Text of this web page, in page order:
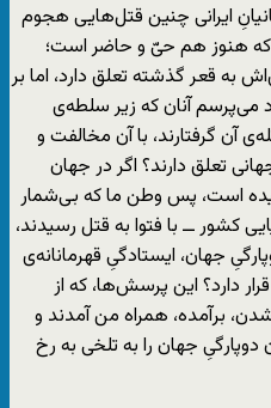
ایرانی چنین قتل‌هایی هجوم
که هنوز هم حیّ و حاضر است؛
به قعر گذشته تعلق دارد، اما بر
می‌پرسم آنان که زیر سلطه‌ی
آن گرفتارند، با آن مخالفت و
تعلق دارند؟ اگر در جهان
است، پس وطن ما که بی‌شمار
کشور ــ با فتوا به قتل رسیدند،
جهان، ایستادگیِ قهرمانانه‌ی
دارد؟ این پرسش‌ها، که از
بر‌آمده، همراه من آمدند و
جهان را به تلخی به رخ‌